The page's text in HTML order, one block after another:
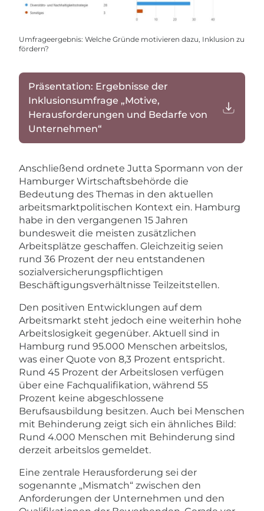
Umfrageergebnis: Welche Gründe motivieren dazu, Inklusion zu
fördern?
Präsentation: Ergebnisse der
Inklusionsumfrage „Motive,
Herausforderungen und Bedarfe von
Unternehmen“
Anschließend ordnete Jutta Spormann von der
Hamburger Wirtschaftsbehörde die
Bedeutung des Themas in den aktuellen
arbeitsmarktpolitischen Kontext ein. Hamburg
habe in den vergangenen 15 Jahren
bundesweit die meisten zusätzlichen
Arbeitsplätze geschaffen. Gleichzeitig seien
rund 36 Prozent der neu entstandenen
sozialversicherungspflichtigen
Beschäftigungsverhältnisse Teilzeitstellen.
Den positiven Entwicklungen auf dem
Arbeitsmarkt steht jedoch eine weiterhin hohe
Arbeitslosigkeit gegenüber. Aktuell sind in
Hamburg rund 95.000 Menschen arbeitslos,
was einer Quote von 8,3 Prozent entspricht.
Rund 45 Prozent der Arbeitslosen verfügen
über eine Fachqualifikation, während 55
Prozent keine abgeschlossene
Berufsausbildung besitzen. Auch bei Menschen
mit Behinderung zeigt sich ein ähnliches Bild:
Rund 4.000 Menschen mit Behinderung sind
derzeit arbeitslos gemeldet.
Eine zentrale Herausforderung sei der
sogenannte „Mismatch“ zwischen den
Anforderungen der Unternehmen und den